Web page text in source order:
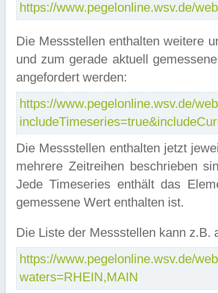
https://www.pegelonline.wsv.de/
Die Messstellen enthalten weitere
und zum gerade aktuell
angefordert werden:
https://www.pegelonline.wsv.de/
Die Messstellen enthalten jetzt
mehrere Zeitreihen beschrieben
Jede Timeseries enthält das
gemessene Wert enthalten ist.
Die Liste der Messstellen kann
https://www.pegelonline.wsv.de/
waters=RHEIN,MAIN